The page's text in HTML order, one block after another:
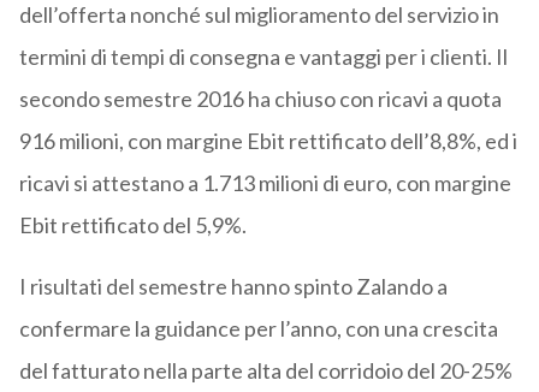
dell’offerta nonché sul miglioramento del servizio in
termini di tempi di consegna e vantaggi per i clienti. Il
secondo semestre 2016 ha chiuso con ricavi a quota
916 milioni, con margine Ebit rettificato dell’8,8%, ed i
ricavi si attestano a 1.713 milioni di euro, con margine
Ebit rettificato del 5,9%.
I risultati del semestre hanno spinto Zalando a
confermare la guidance per l’anno, con una crescita
del fatturato nella parte alta del corridoio del 20-25%